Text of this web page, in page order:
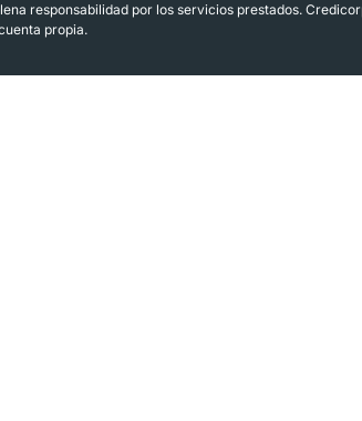
responsabilidad por los servicios prestados.
propia.